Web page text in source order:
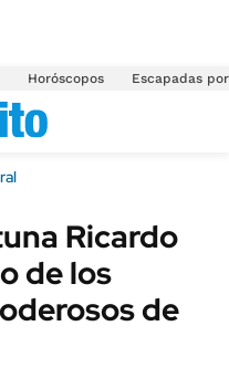
Horóscopos Escapadas
Ricardo
de los
de